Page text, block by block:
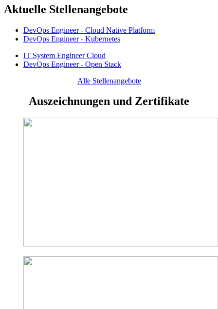
Aktuelle Stellenangebote
DevOps Engineer - Cloud Native Platform
DevOps Engineer - Kubernetes
IT System Engineer Cloud
DevOps Engineer - Open Stack
Alle Stellenangebote
Auszeichnungen und Zertifikate